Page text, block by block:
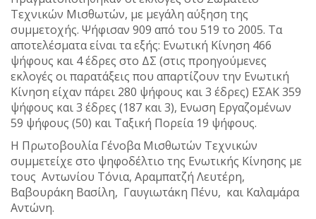
Τεχνικών Μισθωτών, με μεγάλη αύξηση της
συμμετοχής. Ψήφισαν 909 από του 519 το 2005. Τα
αποτελέσματα είναι τα εξής: Ενωτική Κίνηση 466
ψήφους και 4 έδρες στο ΔΣ (στις προηγούμενες
εκλογές οι παρατάξεις που απαρτίζουν την Ενωτική
Κίνηση είχαν πάρει 280 ψήφους και 3 έδρες) ΕΣΑΚ 359
ψήφους και 3 έδρες (187 και 3), Ενωση Εργαζομένων
59 ψήφους (50) και Ταξική Πορεία 19 ψήφους.
Η Πρωτοβουλία Γένοβα Μισθωτών Τεχνικών
συμμετείχε στο ψηφοδέλτιο της Ενωτικής Κίνησης με
τους Αντωνίου Τόνια, Αραμπατζή Λευτέρη,
Βαβουράκη Βασίλη, Γαυγιωτάκη Πένυ, και Καλαμάρα
Αντώνη.